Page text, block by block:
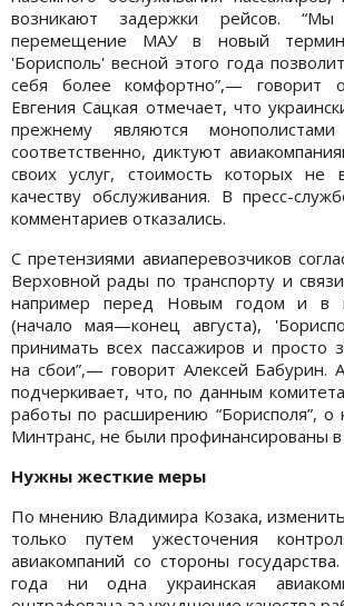
возникают задержки рейсов.
перемещение МАУ в новый
'Борисполь' весной этого года
себя более комфортно”,— говорит
Евгения Сацкая отмечает, что
прежнему являются
соответственно, диктуют
своих услуг, стоимость которых не
качеству обслуживания. В пресс-
комментариев отказались.
С претензиями авиаперевозчиков
Верховной рады по транспорту и
например перед Новым годом и в
(начало мая—конец августа),
принимать всех пассажиров и просто
на сбои”,— говорит Алексей Бабурин.
подчеркивает, что, по данным
работы по расширению “Борисполя”, о
Минтранс, не были профинансированы
Нужны жесткие меры
По мнению Владимира Козака,
только путем ужесточения
авиакомпаний со стороны
года ни одна украинская